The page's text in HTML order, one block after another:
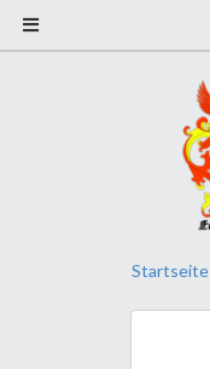
Startseite